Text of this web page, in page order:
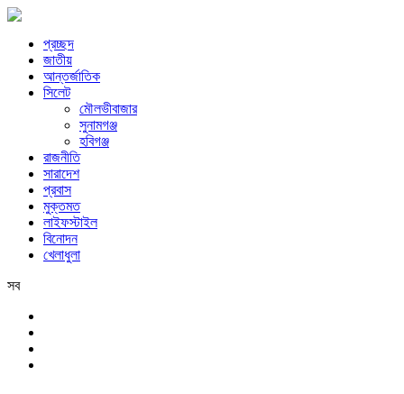
প্রচ্ছদ
জাতীয়
আন্তর্জাতিক
সিলেট
মৌলভীবাজার
সুনামগঞ্জ
হবিগঞ্জ
রাজনীতি
সারাদেশ
প্রবাস
মুক্তমত
লাইফস্টাইল
বিনোদন
খেলাধুলা
সব